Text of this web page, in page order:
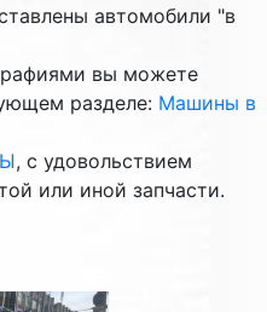
автомобили "в
вы можете
разделе: Машины в
, с удовольствием
или иной запчасти.